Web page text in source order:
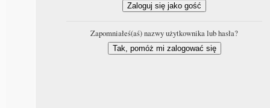
Zapomniałeś(aś) nazwy użytkownika lub hasła?